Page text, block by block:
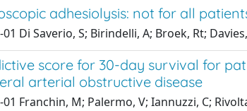
adhesiolysis: not for all
01 Di Saverio, S; Birindelli, A; Broek, Rt;
score for 30-day survival for
arterial obstructive disease
01 Franchin, M; Palermo, V; Iannuzzi, C;